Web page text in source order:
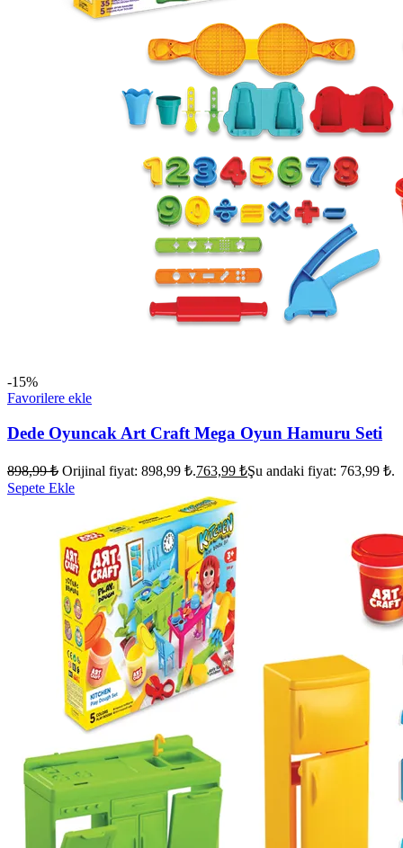
-15%
Favorilere ekle
Dede Oyuncak Art Craft Mega Oyun Hamuru Seti
898,99₺ Orijinal fiyat: 898,99 ₺.763,99 ₺Şu andaki fiyat: 763,99 ₺.
Sepete Ekle